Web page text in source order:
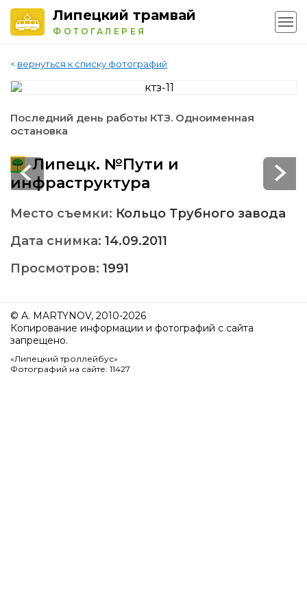
Липецкий трамвай
ФОТОГАЛЕРЕЯ
< вернуться к списку фотографий
Последний день работы КТЗ. Одноименная
остановка
Липецк. №Пути и
инфраструктура
Место съемки: Кольцо Трубного завода
Дата снимка: 14.09.2011
Просмотров: 1991
© A. MARTYNOV, 2010-2026
Копирование информации и фотографий с сайта
запрещено.
«Липецкий троллейбус»
Фотографий на сайте: 11427